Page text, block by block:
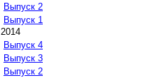
Выпуск 2
Выпуск 1
2014
Выпуск 4
Выпуск 3
Выпуск 2